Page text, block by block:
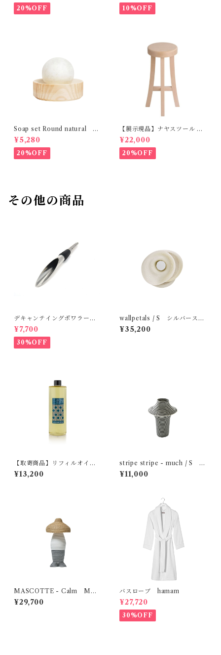
20%OFF 10%OFF
Soap set Round natural H
ETKINEN
¥5,280
20%OFF
【展示現品】ナヤスツール M
GREENHOLT
¥22,000
20%OFF
その他の商品
デキャンテイングポワラー R
OSENDAHL
¥7,700
30%OFF
wallpetals / S シルバーステ
ッチ MOBJE
¥35,200
【取寄商品】リフィルオイ
ル MAX BENJAMIN IL
UM COLLECTION
¥13,200
stripe stripe - much / S M
OBJE
¥11,000
MASCOTTE - Calm MOB
JE
¥29,700
バスローブ hamam
¥27,720
30%OFF